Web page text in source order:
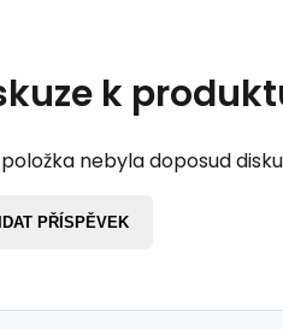
k
nebyla doposud
PŘÍSPĚVEK